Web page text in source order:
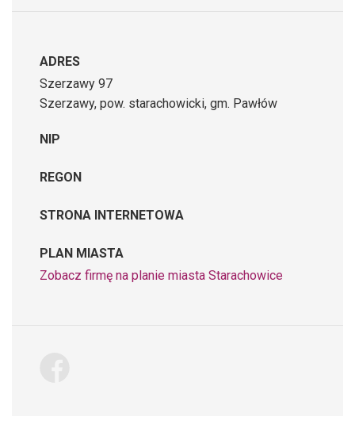
ADRES
Szerzawy 97
Szerzawy, pow. starachowicki, gm. Pawłów
NIP
REGON
STRONA INTERNETOWA
PLAN MIASTA
Zobacz firmę na planie miasta Starachowice